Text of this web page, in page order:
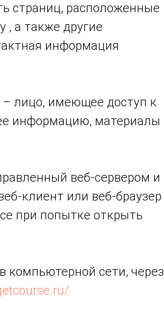
страниц, расположенные
, а также другие
информация
– лицо, имеющее доступ к
информацию, материалы
веб-сервером и
клиент или веб-браузер
при попытке открыть
компьютерной сети, через